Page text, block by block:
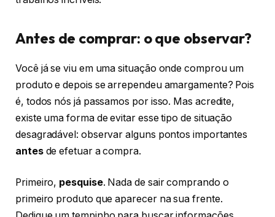
Antes de comprar: o que observar?
Você já se viu em uma situação onde comprou um
produto e depois se arrependeu amargamente? Pois
é, todos nós já passamos por isso. Mas acredite,
existe uma forma de evitar esse tipo de situação
desagradável: observar alguns pontos importantes
antesde efetuar a compra.
Primeiro, pesquise. Nada de sair comprando o
primeiro produto que aparecer na sua frente.